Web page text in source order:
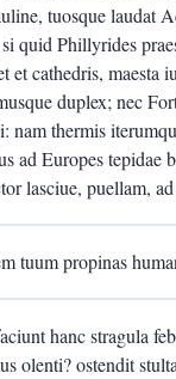
tuosque laudat
quid Phillyrides
et cathedris,
duplex; nec
nam thermis
ad Europes tepidae
lasciue, puellam,
tuum propinas
hanc stragula
olenti? ostendit